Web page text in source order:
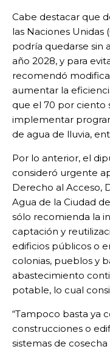
Cabe destacar que
las Naciones Unidas
podría quedarse sin
año 2028, y para
recomendó
aumentar la
que el 70 por ciento
implementar
de agua de lluvia,
Por lo anterior, el
consideró urgente
Derecho al Acceso,
Agua de la Ciudad
sólo recomienda la
captación y
edificios públicos o
colonias, pueblos y
abastecimiento
potable, lo cual
“Tampoco basta ya
construcciones o
sistemas de